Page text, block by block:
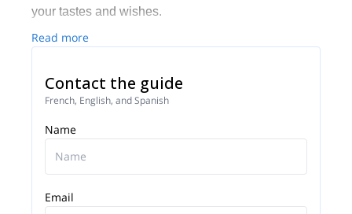
your tastes and wishes.
I'm a certified mountain leader (UIMLA) with
you hiking, snowshoeing, biking or
kayaking/canoeing during your next adventures.
Association for the Study of Snow and Avalanches)
to run training courses:
-Understanding the Trail in snowshoe trekking
Read more
Contact the guide
French, English, and Spanish
Name
Email